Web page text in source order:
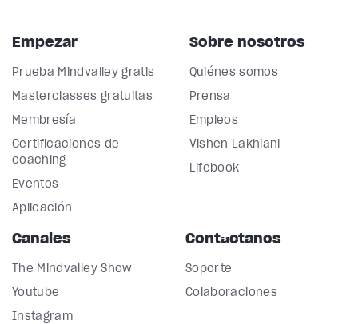
Empezar
Prueba Mindvalley gratis
Masterclasses gratuitas
Membresía
Certificaciones de
coaching
Eventos
Aplicación
Sobre nosotros
Quiénes somos
Prensa
Empleos
Vishen Lakhiani
Lifebook
Canales
The Mindvalley Show
Youtube
Instagram
Contáctanos
Soporte
Colaboraciones